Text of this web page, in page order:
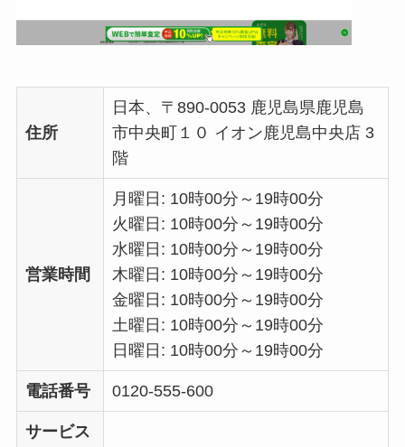
住所
日本、〒890-0053 鹿児島県鹿児島
市中央町１０ イオン鹿児島中央店 3
階
営業時間
月曜日: 10時00分～19時00分
火曜日: 10時00分～19時00分
水曜日: 10時00分～19時00分
木曜日: 10時00分～19時00分
金曜日: 10時00分～19時00分
土曜日: 10時00分～19時00分
日曜日: 10時00分～19時00分
電話番号 0120-555-600
サービス